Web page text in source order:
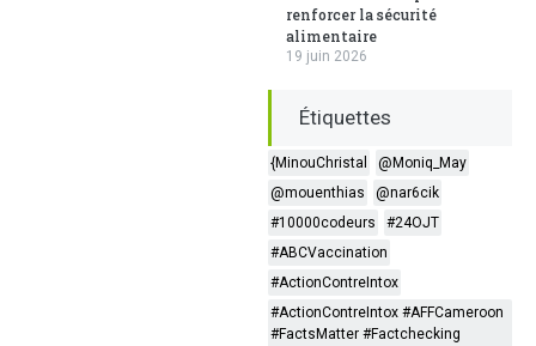
renforcer la sécurité
alimentaire
19 juin 2026
Étiquettes
{MinouChristal
@Moniq_May
@mouenthias
@nar6cik
#10000codeurs
#24OJT
#ABCVaccination
#ActionContreIntox
#ActionContreIntox #AFFCameroon
#FactsMatter #Factchecking